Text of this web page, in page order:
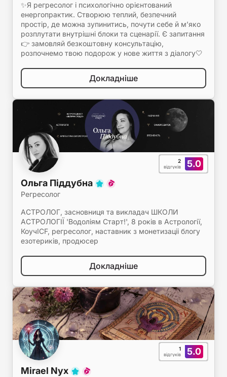
✨Я регресолог і психологічно орієнтований
енергопрактик. Створюю теплий, безпечний
простір, де можна зупинитись, почути себе й м’яко
розплутати внутрішні блоки та сценарії. Є запитання
👉 замовляй безкоштовну консультацію,
розпочнемо твою подорож у нове життя з діалогу🤍
Докладніше
5.0
2
відгуків
Ольга Піддубна
Регресолог
АСТРОЛОГ, засновниця та викладач ШКОЛИ
АСТРОЛОГІЇ 'Водоліям Старт!', 8 років в Астрології,
КоучICF, регресолог, наставник з монетизаціі блогу
езотериків, продюсер
Докладніше
5.0
1
відгуків
Mirael Nyx